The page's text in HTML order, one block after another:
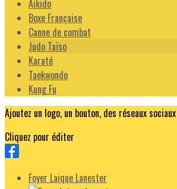
Aikido
Boxe Française
Canne de combat
Judo Taïso
Karaté
Taekwondo
Kung Fu
Ajoutez un logo, un bouton, des réseaux sociaux
Cliquez pour éditer
Foyer Laique Lanester